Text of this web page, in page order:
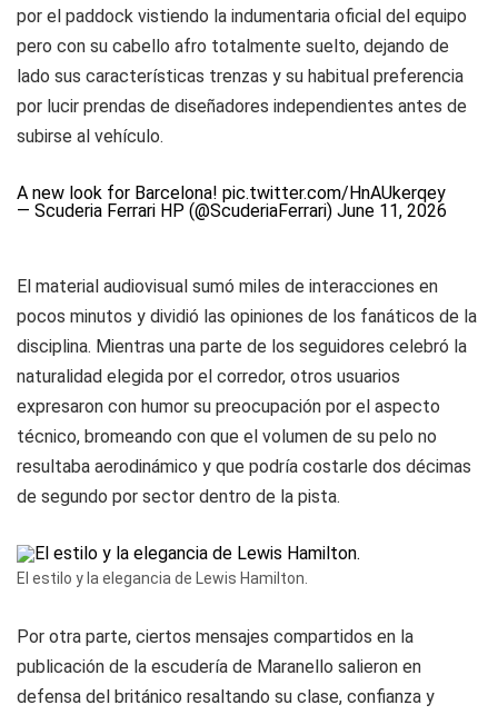
por el paddock vistiendo la indumentaria oficial del equipo
pero con su cabello afro totalmente suelto, dejando de
lado sus características trenzas y su habitual preferencia
por lucir prendas de diseñadores independientes antes de
subirse al vehículo.
A new look for Barcelona! pic.twitter.com/HnAUkerqey
— Scuderia Ferrari HP (@ScuderiaFerrari) June 11, 2026
El material audiovisual sumó miles de interacciones en
pocos minutos y dividió las opiniones de los fanáticos de la
disciplina. Mientras una parte de los seguidores celebró la
naturalidad elegida por el corredor, otros usuarios
expresaron con humor su preocupación por el aspecto
técnico, bromeando con que el volumen de su pelo no
resultaba aerodinámico y que podría costarle dos décimas
de segundo por sector dentro de la pista.
El estilo y la elegancia de Lewis Hamilton.
Por otra parte, ciertos mensajes compartidos en la
publicación de la escudería de Maranello salieron en
defensa del británico resaltando su clase, confianza y